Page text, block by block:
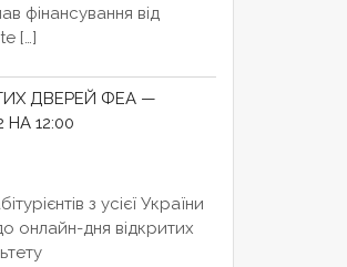
фінансування від
[…]
ДВЕРЕЙ ФЕА —
НА 12:00
з усієї України
онлайн-дня відкритих